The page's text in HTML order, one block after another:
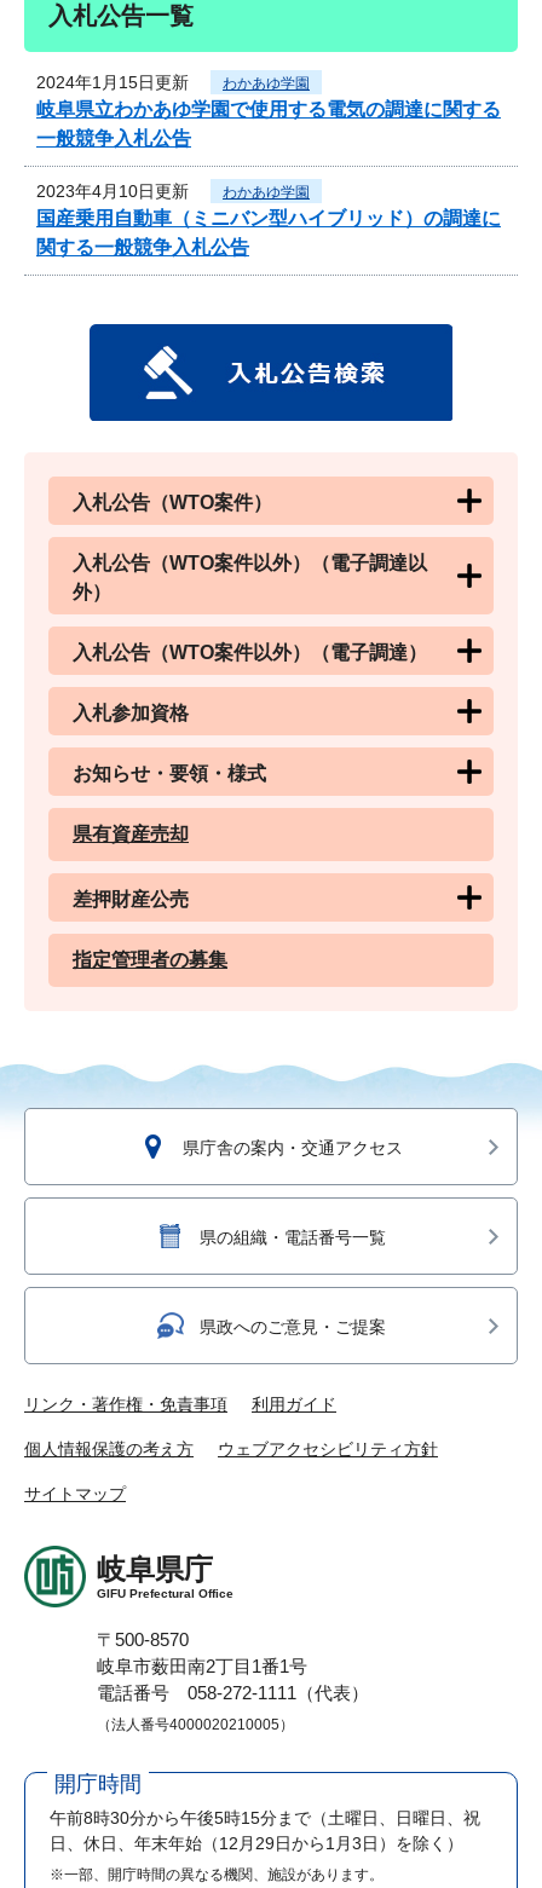
入札公告一覧
2024年1月15日更新 わかあゆ学園
岐阜県立わかあゆ学園で使用する電気の調達に関する
一般競争入札公告
2023年4月10日更新 わかあゆ学園
国産乗用自動車（ミニバン型ハイブリッド）の調達に
関する一般競争入札公告
入札公告（WTO案件）
入札公告（WTO案件以外）（電子調達以
外）
入札公告（WTO案件以外）（電子調達）
入札参加資格
お知らせ・要領・様式
県有資産売却
差押財産公売
指定管理者の募集
県庁舎の案内・交通アクセス
県の組織・電話番号一覧
県政へのご意見・ご提案
リンク・著作権・免責事項 利用ガイド
個人情報保護の考え方 ウェブアクセシビリティ方針
サイトマップ
岐阜県庁
GIFU Prefectural Office
〒500-8570
岐阜市薮田南2丁目1番1号
電話番号 058-272-1111（代表）
（法人番号4000020210005）
開庁時間
午前8時30分から午後5時15分まで （土曜日、日曜日、祝
日、休日、年末年始（12月29日から1月3日）を除く）
※一部、開庁時間の異なる機関、施設があります。